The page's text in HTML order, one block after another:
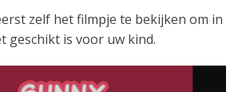
zelf het filmpje te bekijken om in
geschikt is voor uw kind.